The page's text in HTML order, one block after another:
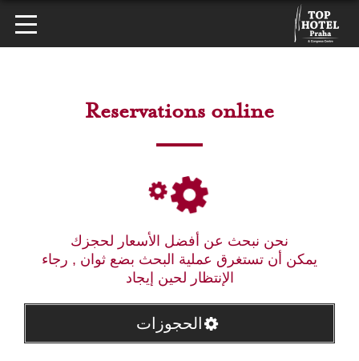
Reservations online
نحن نبحث عن أفضل الأسعار لحجزك
يمكن أن تستغرق عملية البحث بضع ثوان , رجاء
الإنتظار لحين إيجاد
الحجوزات